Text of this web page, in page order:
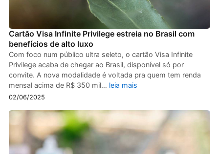
Cartão Visa Infinite Privilege estreia no Brasil com
benefícios de alto luxo
Com foco num público ultra seleto, o cartão Visa Infinite
Privilege acaba de chegar ao Brasil, disponível só por
convite. A nova modalidade é voltada pra quem tem renda
mensal acima de R$ 350 mil… leia mais
02/06/2025